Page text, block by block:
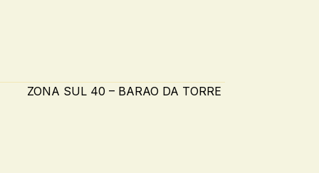
ZONA SUL 40 – BARAO DA TORRE